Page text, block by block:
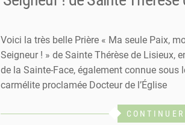
Voici la très belle Prière « Ma seule Paix,
Seigneur ! » de Sainte Thérèse de Lisieux,
de la Sainte-Face, également connue sous
carmélite proclamée Docteur de l’Église